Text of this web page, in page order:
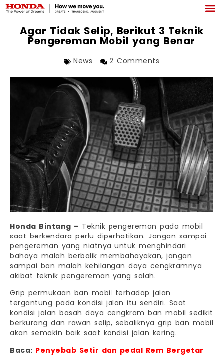
Agar Tidak Selip, Berikut 3 Teknik
Pengereman Mobil yang Benar
News 2 Comments
Honda Bintang – Teknik pengereman pada mobil
saat berkendara perlu diperhatikan. Jangan sampai
pengereman yang niatnya untuk menghindari
bahaya malah berbalik membahayakan, jangan
sampai ban malah kehilangan daya cengkramnya
akibat teknik pengereman yang salah.
Grip permukaan ban mobil terhadap jalan
tergantung pada kondisi jalan itu sendiri. Saat
kondisi jalan basah daya cengkram ban mobil sedikit
berkurang dan rawan selip, sebaliknya grip ban mobil
akan semakin baik saat kondisi jalan kering.
Baca: Penyebab Setir dan pedal Rem Bergetar